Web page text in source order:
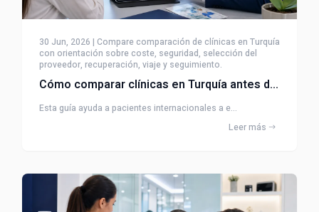
30 Jun, 2026 | Compare comparación de clínicas en Turquía
con orientación sobre coste, seguridad, selección del
proveedor, recuperación, viaje y seguimiento.
Cómo comparar clínicas en Turquía antes del tratamiento
Esta guía ayuda a pacientes internacionales a e...
Leer más